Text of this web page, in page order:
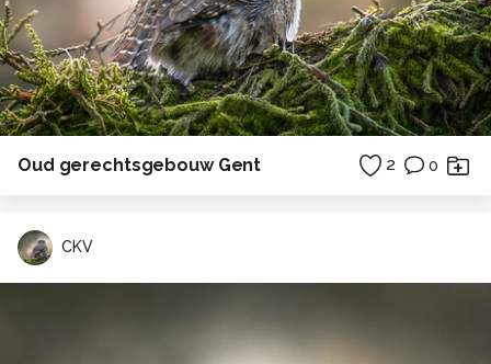
Oud gerechtsgebouw Gent 2 0
CKV